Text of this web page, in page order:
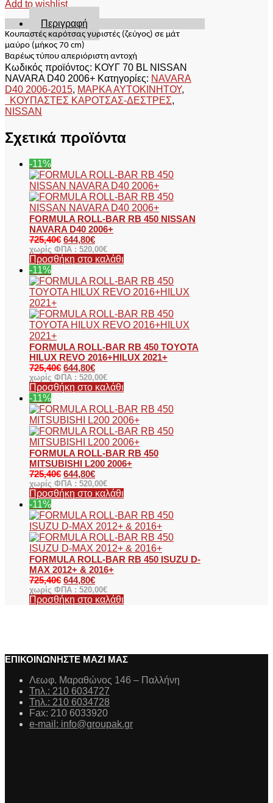
70
BL
NISSAN
NAVARA
D40
2006+
ποσότητα
Add to wishlist
Περιγραφή
Κουπαστές καρότσας γυριστές (ζεύγος) σε μάτ
μαύρο (μήκος 70 cm)
Βαρέως τύπου απεριόριστη αντοχή
Κωδικός προϊόντος: ΚΟΥΓ 70 BL NISSAN
NAVARA D40 2006+ Κατηγορίες: NAVARA
D40 2006-2015, ΜΑΡΚΑ ΑΥΤΟΚΙΝΗΤΟΥ,
ΚΟΥΠΑΣΤΕΣ ΚΑΡΟΤΣΑΣ-ΔΕΣΤΡΕΣ,
NISSAN
Σχετικά προϊόντα
-11%
FORMULA ROLL-BAR RB 450 NISSAN
NAVARA D40 2006+
725,40€ 644,80€
χωρίς ΦΠΑ : 520,00€
Προσθήκη στο καλάθι
-11%
FORMULA ROLL-BAR RB 450 TOYOTA
HILUX REVO 2016+HILUX 2021+
725,40€ 644,80€
χωρίς ΦΠΑ : 520,00€
Προσθήκη στο καλάθι
-11%
FORMULA ROLL-BAR RB 450
MITSUBISHI L200 2006+
725,40€ 644,80€
χωρίς ΦΠΑ : 520,00€
Προσθήκη στο καλάθι
-11%
FORMULA ROLL-BAR RB 450 ISUZU D-
MAX 2012+ & 2016+
725,40€ 644,80€
χωρίς ΦΠΑ : 520,00€
Προσθήκη στο καλάθι
ΕΠΙΚΟΙΝΩΝΗΣΤΕ ΜΑΖΙ ΜΑΣ
Λεωφ. Μαραθώνος 146 – Παλλήνη
Τηλ.: 210 6034727
Τηλ.: 210 6034728
Fax: 210 6033920
e-mail: info@groupak.gr